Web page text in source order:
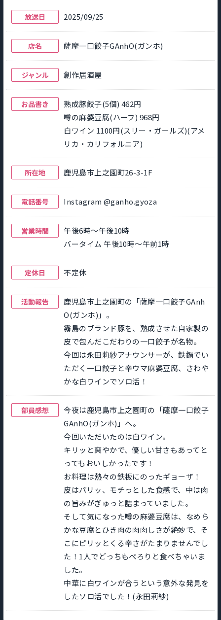
放送日 2025/09/25
店名 薩摩一口餃子GAnhO(ガンホ)
ジャンル 創作居酒屋
お品書き
熟成豚餃子(5個) 462円
噂の麻婆豆腐(ハーフ) 968円
白ワイン 1100円(スリー・ガールズ)(アメ
リカ・カリフォルニア)
所在地 鹿児島市上之園町26-3-1F
電話番号 Instagram @ganho.gyoza
営業時間
午後6時～午後10時
バータイム 午後10時～午前1時
定休日 不定休
活動報告
鹿児島市上之園町の「薩摩一口餃子GAnh
O(ガンホ)」。
霧島のブランド豚を、熟成させた自家製の
皮で包んだこだわりの一口餃子が名物。
今回は永田莉紗アナウンサーが、鉄鍋でい
ただく一口餃子と辛ウマ麻婆豆腐、さわや
かな白ワインでソロ活！
部員感想
今夜は鹿児島市上之園町の「薩摩一口餃子
GAnhO(ガンホ)」へ。
今回いただいたのは白ワイン。
キリッと爽やかで、優しい甘さもあってと
ってもおいしかったです！
お料理は熱々の鉄板にのったギョーザ！
皮はパリッ、モチっとした食感で、中は肉
の旨みがぎゅっと詰まっていました。
そして気になった噂の麻婆豆腐は、なめら
かな豆腐とひき肉の肉肉しさが絶妙で、そ
こにピリッとくる辛さがたまりませんでし
た！1人でどっちもぺろりと食べちゃいま
した。
中華に白ワインが合うという意外な発見を
したソロ活でした！(永田莉紗)